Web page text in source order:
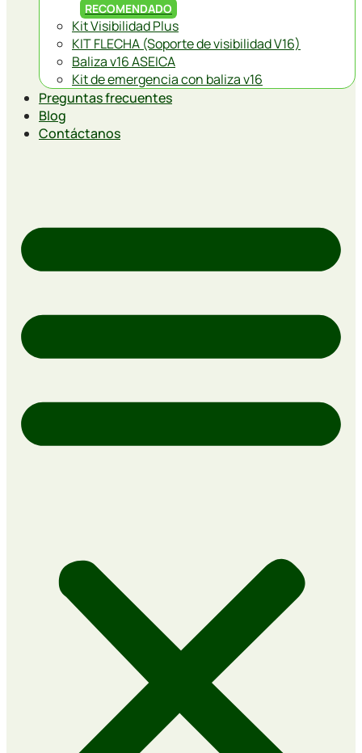
RECOMENDADO
Kit Visibilidad Plus
KIT FLECHA (Soporte de visibilidad V16)
Baliza v16 ASEICA
Kit de emergencia con baliza v16
Preguntas frecuentes
Blog
Contáctanos